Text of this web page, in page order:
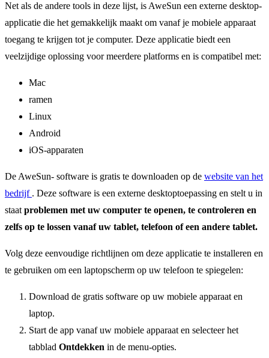
Net als de andere tools in deze lijst, is AweSun een externe desktop-
applicatie die het gemakkelijk maakt om vanaf je mobiele apparaat
toegang te krijgen tot je computer. Deze applicatie biedt een
veelzijdige oplossing voor meerdere platforms en is compatibel met:
Mac
ramen
Linux
Android
iOS-apparaten
De AweSun- software is gratis te downloaden op de website van het
bedrijf . Deze software is een externe desktoptoepassing en stelt u in
staat problemen met uw computer te openen, te controleren en
zelfs op te lossen vanaf uw tablet, telefoon of een andere tablet.
Volg deze eenvoudige richtlijnen om deze applicatie te installeren en
te gebruiken om een laptopscherm op uw telefoon te spiegelen:
Download de gratis software op uw mobiele apparaat en
laptop.
Start de app vanaf uw mobiele apparaat en selecteer het
tabblad Ontdekken in de menu-opties.